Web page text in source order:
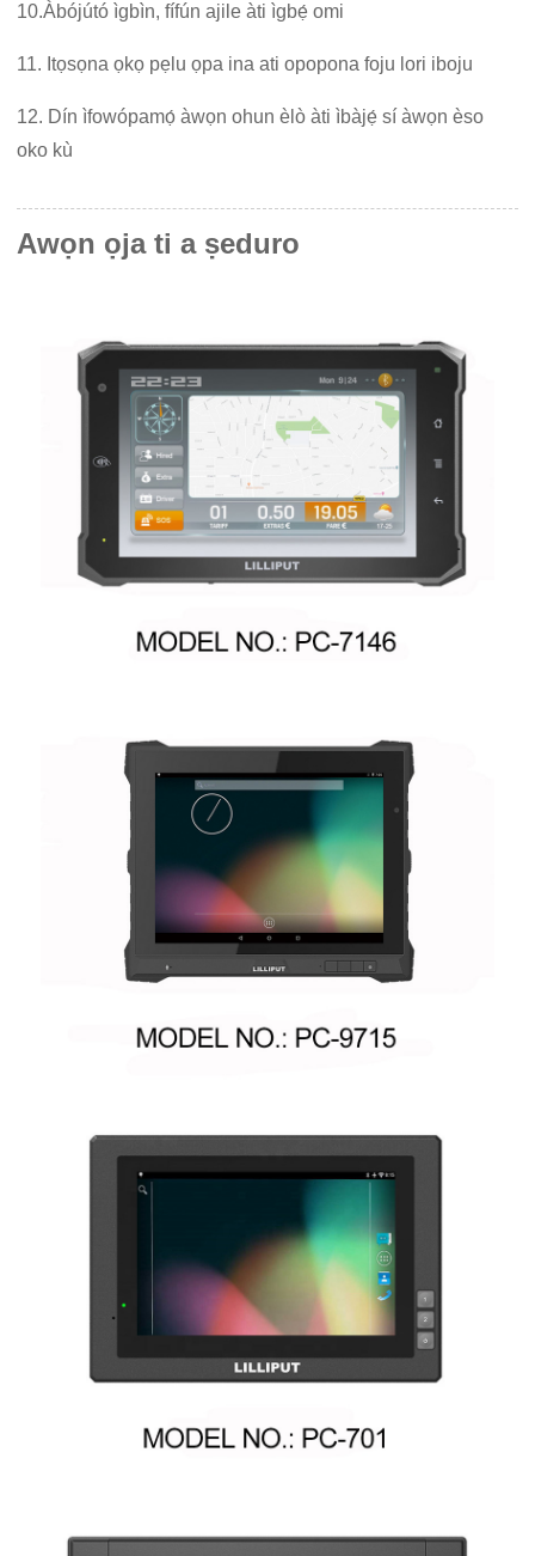
10.Àbójútó ìgbìn, fífún ajile àti ìgbẹ́ omi
11. Itọsọna ọkọ pẹlu ọpa ina ati opopona foju lori iboju
12. Dín ìfowópamọ́ àwọn ohun èlò àti ìbàjẹ́ sí àwọn èso
oko kù
Awọn ọja ti a ṣeduro